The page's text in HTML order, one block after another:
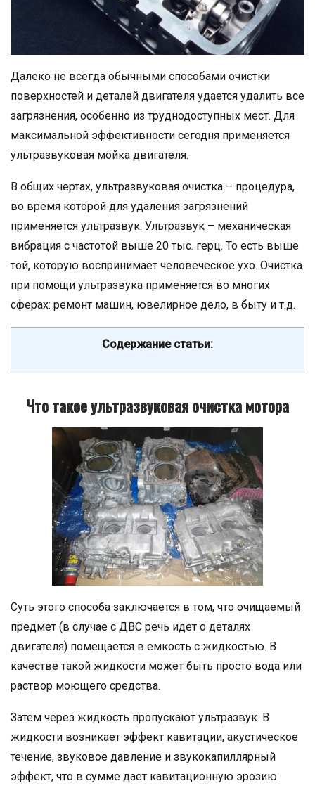
Далеко не всегда обычными способами очистки
поверхностей и деталей двигателя удается удалить все
загрязнения, особенно из труднодоступных мест. Для
максимальной эффективности сегодня применяется
ультразвуковая мойка двигателя.
В общих чертах, ультразвуковая очистка – процедура,
во время которой для удаления загрязнений
применяется ультразвук. Ультразвук – механическая
вибрация с частотой выше 20 тыс. герц. То есть выше
той, которую воспринимает человеческое ухо. Очистка
при помощи ультразвука применяется во многих
сферах: ремонт машин, ювелирное дело, в быту и т.д.
Содержание статьи:
Что такое ультразвуковая очистка мотора
Суть этого способа заключается в том, что очищаемый
предмет (в случае с ДВС речь идет о деталях
двигателя) помещается в емкость с жидкостью. В
качестве такой жидкости может быть просто вода или
раствор моющего средства.
Затем через жидкость пропускают ультразвук. В
жидкости возникает эффект кавитации, акустическое
течение, звуковое давление и звукокапиллярный
эффект, что в сумме дает кавитационную эрозию.